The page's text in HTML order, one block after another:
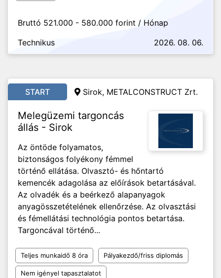
Bruttó 521.000 - 580.000 forint / Hónap
Technikus
2026. 08. 06.
START Sirok, METALCONSTRUCT Zrt.
Melegüzemi targoncás
állás - Sirok
Az öntöde folyamatos,
biztonságos folyékony fémmel
történő ellátása. Olvasztó- és hőntartó
kemencék adagolása az előírások betartásával.
Az olvadék és a beérkező alapanyagok
anyagösszetételének ellenőrzése. Az olvasztási
és fémellátási technológia pontos betartása.
Targoncával történő...
Teljes munkaidő 8 óra Pályakezdő/friss diplomás
Nem igényel tapasztalatot